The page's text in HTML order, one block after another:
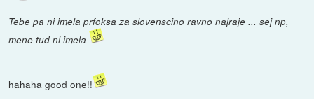
Tebe pa ni imela prfoksa za slovenscino ravno najraje ... sej np,
mene tud ni imela
hahaha good one!!